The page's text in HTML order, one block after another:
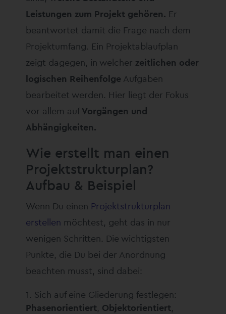
Leistungen zum Projekt gehören. Er
beantwortet damit die Frage nach dem
Projektumfang. Ein Projektablaufplan
zeigt dagegen, in welcher zeitlichen oder
logischen Reihenfolge Aufgaben
bearbeitet werden. Hier liegt der Fokus
vor allem auf Vorgängen und
Abhängigkeiten.
Wie erstellt man einen
Projektstrukturplan?
Aufbau & Beispiel
Wenn Du einen Projektstrukturplan
erstellen möchtest, geht das in nur
wenigen Schritten. Die wichtigsten
Punkte, die Du bei der Anordnung
beachten musst, sind dabei:
Sich auf eine Gliederung festlegen:
Phasenorientiert, Objektorientiert,